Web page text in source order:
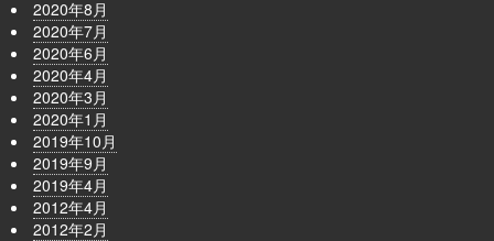
2020年8月
2020年7月
2020年6月
2020年4月
2020年3月
2020年1月
2019年10月
2019年9月
2019年4月
2012年4月
2012年2月